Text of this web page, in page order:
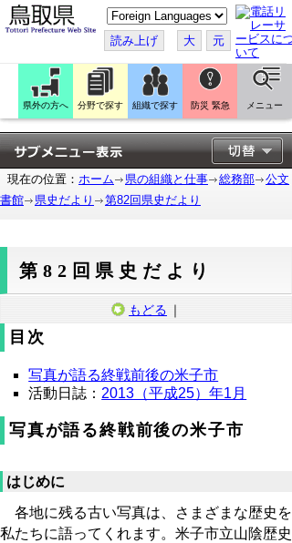
こ
の
ペ
ー
ジ
翻
訳
す
る
読み上げ 大 元
県外の方へ 分野で探す 組織で探す 防災 緊急 メニュー
現在の位置： ホーム 県の組織と仕事 総務部
公文
書館
県史だより 第82回県史だより
第82回県史だより
もどる ｜
目次
写真が語る終戦前後の米子市
活動日誌： 2013（平成25）年1月
写真が語る終戦前後の米子市
はじめに
各地に残る古い写真は、さまざまな歴史を
私たちに語ってくれます。米子市立山陰歴史